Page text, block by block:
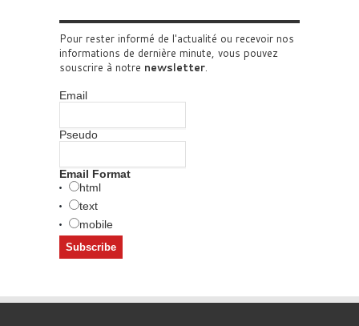
Pour rester informé de l'actualité ou recevoir nos
informations de dernière minute, vous pouvez
souscrire à notre newsletter.
Email
Pseudo
Email Format
html
text
mobile